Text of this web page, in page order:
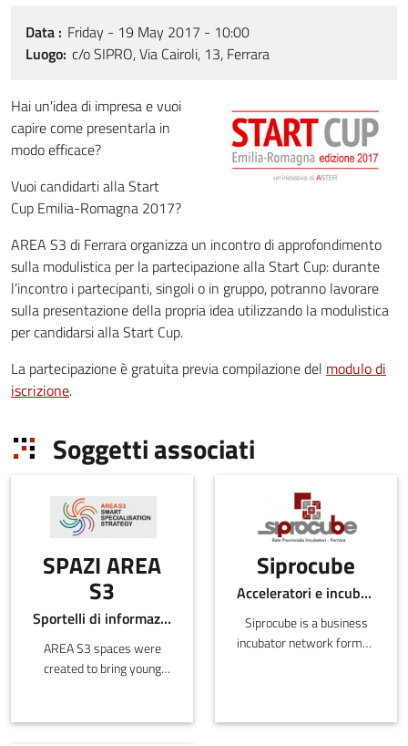
Data
Friday - 19 May 2017 - 10:00
Luogo c/o SIPRO, Via Cairoli, 13, Ferrara
Hai un'idea di impresa e vuoi
capire come presentarla in
modo efficace?
Vuoi candidarti alla Start
Cup Emilia-Romagna 2017?
AREA S3 di Ferrara organizza un incontro di approfondimento
sulla modulistica per la partecipazione alla Start Cup: durante
l’incontro i partecipanti, singoli o in gruppo, potranno lavorare
sulla presentazione della propria idea utilizzando la modulistica
per candidarsi alla Start Cup.
La partecipazione è gratuita previa compilazione del modulo di
iscrizione.
Soggetti associati
SPAZI AREA
S3
Sportelli di informazione
AREA S3 spaces were
created to bring young
strengthen the regional
Siprocube
Acceleratori e incubatori di in-ER , Centri per l'innovazione
Siprocube is a business
incubator network formed